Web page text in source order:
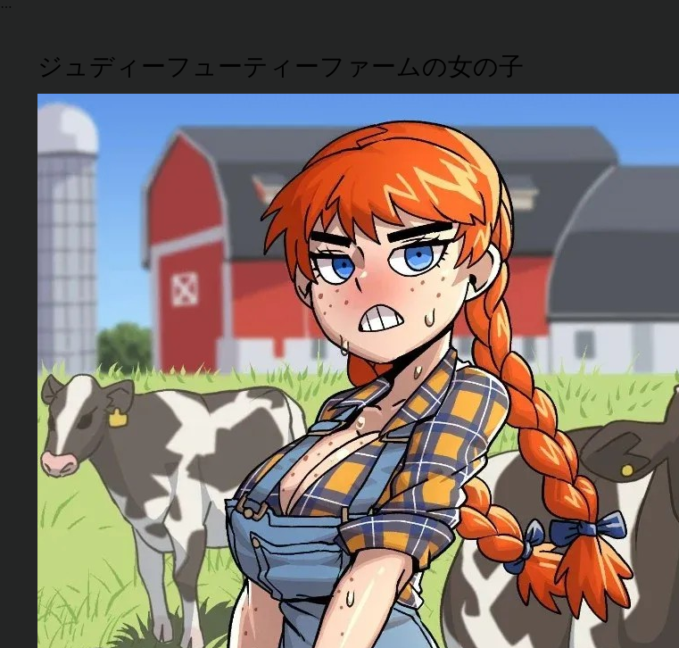
ジュディーフューティーファームの女の子